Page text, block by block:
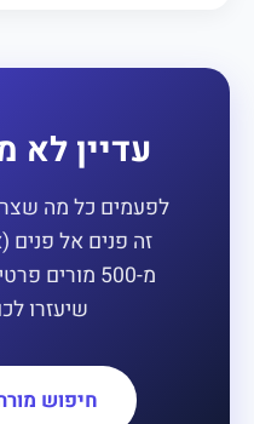
עדיין לא
לפעמים כל מה
זה פנים אל פנים
מ-500
שיעזרו
חיפוש